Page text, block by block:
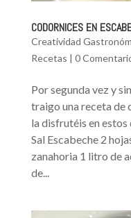
CODORNICES EN
Creatividad
Recetas | 0
Por segunda vez y
traigo una receta de
la disfrutéis en
Sal Escabeche 2
zanahoria 1 litro de
de...